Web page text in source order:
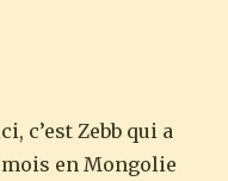
c’est Zebb qui a
en Mongolie